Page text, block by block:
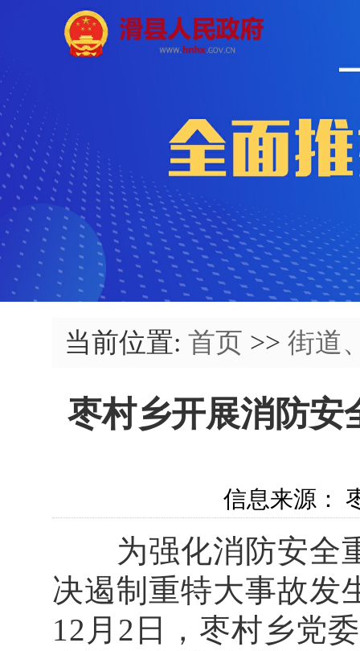
当前位置: 首页 >> 街道
枣村乡开展消防安
信息来源：
为强化消防安全重
决遏制重特大事故发
12月2日，枣村乡党